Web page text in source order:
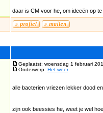
daar is CM voor he, om ideeën op
Geplaatst: woensdag 1 februari
Onderwerp: Het weer
alle bacterien vriezen lekker dood
zijn ook beessies he, weet je wel